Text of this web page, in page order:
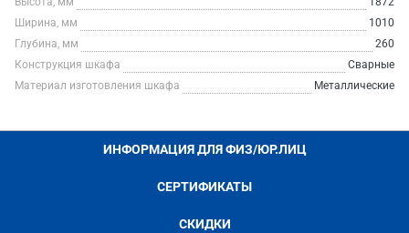
Ширина, мм
1010
Глубина, мм
260
Конструкция шкафа
Сварные
Материал изготовления шкафа
Металлические
ИНФОРМАЦИЯ ДЛЯ ФИЗ/ЮР.ЛИЦ
СЕРТИФИКАТЫ
СКИДКИ